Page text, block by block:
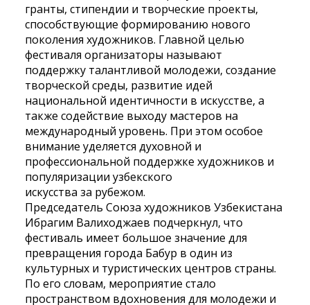
гранты, стипендии и творческие проекты,
способствующие формированию нового
поколения художников. Главной целью
фестиваля организаторы называют
поддержку талантливой молодежи, создание
творческой среды, развитие идей
национальной идентичности в искусстве, а
также содействие выходу мастеров на
международный уровень. При этом особое
внимание уделяется духовной и
профессиональной поддержке художников и
популяризации узбекского
искусства за рубежом.
Председатель Союза художников Узбекистана
Ибрагим Валиходжаев подчеркнул, что
фестиваль имеет большое значение для
превращения города Бабур в один из
культурных и туристических центров страны.
По его словам, мероприятие стало
пространством вдохновения для молодежи и